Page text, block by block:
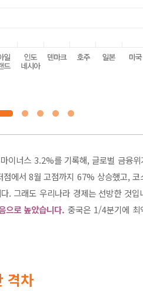
이너스 3.2%를 기록해, 글로벌 금융
에서 8월 고점까지 67% 상승했고,
. 그래도 우리나라 경제는 선방한 것입
으로 높았습니다. 중국은 1/4분기에 최
격차